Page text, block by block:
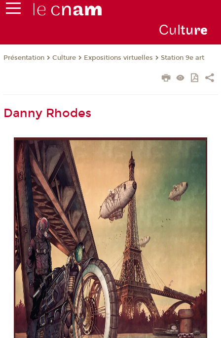
Culture
Présentation Culture Expositions virtuelles Station 9e art
Danny Rhodes